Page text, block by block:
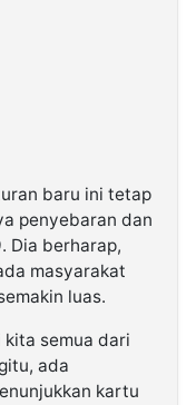
baru ini tetap
penyebaran dan
Dia berharap,
masyarakat
luas.
kita semua dari
ada
kartu